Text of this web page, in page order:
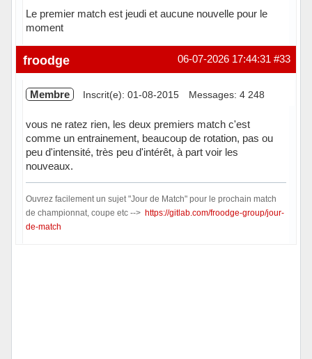
Le premier match est jeudi et aucune nouvelle pour le
moment
Hors ligne #33
06-07-2026 17:44:31
froodge
Membre Inscrit(e): 01-08-2015 Messages: 4 248
vous ne ratez rien, les deux premiers match c'est
comme un entrainement, beaucoup de rotation, pas ou
peu d'intensité, très peu d'intérêt, à part voir les
nouveaux.
Ouvrez facilement un sujet "Jour de Match" pour le prochain match
de championnat, coupe etc --> https://gitlab.com/froodge-group/jour-
de-match